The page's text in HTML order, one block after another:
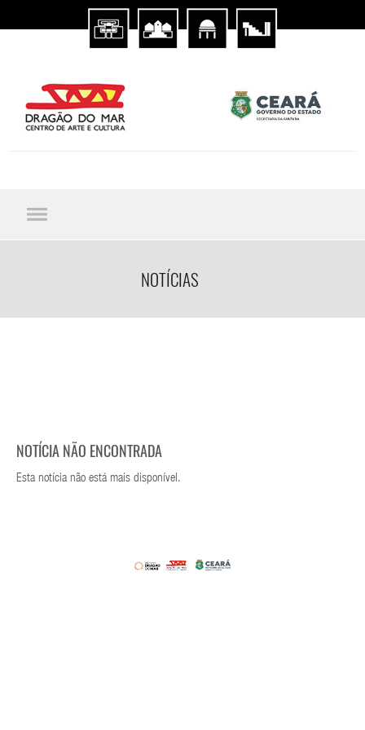
NOTÍCIAS
NOTÍCIA NÃO ENCONTRADA
Esta notícia não está mais disponível.